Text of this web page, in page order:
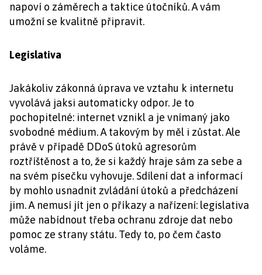
napoví o záměrech a taktice útočníků. A vám
umožní se kvalitně připravit.
Legislativa
Jakákoliv zákonná úprava ve vztahu k internetu
vyvolává jaksi automaticky odpor. Je to
pochopitelné: internet vznikl a je vnímaný jako
svobodné médium. A takovým by měl i zůstat. Ale
právě v případě DDoS útoků agresorům
roztříštěnost a to, že si každý hraje sám za sebe a
na svém písečku vyhovuje. Sdílení dat a informací
by mohlo usnadnit zvládání útoků a předcházení
jim. A nemusí jít jen o příkazy a nařízení: legislativa
může nabídnout třeba ochranu zdroje dat nebo
pomoc ze strany státu. Tedy to, po čem často
voláme.